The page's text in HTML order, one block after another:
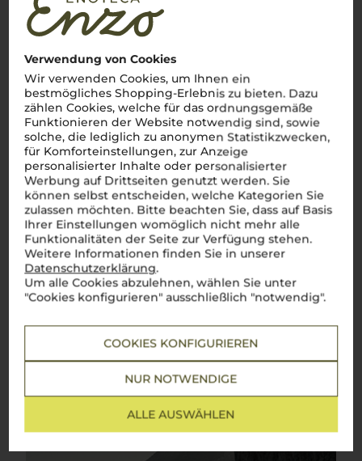
Verwendung von Cookies
Wir verwenden Cookies, um Ihnen ein
bestmögliches Shopping-Erlebnis zu bieten. Dazu
zählen Cookies, welche für das ordnungsgemäße
Funktionieren der Website notwendig sind, sowie
solche, die lediglich zu anonymen Statistikzwecken,
für Komforteinstellungen, zur Anzeige
personalisierter Inhalte oder personalisierter
Werbung auf Drittseiten genutzt werden. Sie
können selbst entscheiden, welche Kategorien Sie
zulassen möchten. Bitte beachten Sie, dass auf Basis
Ihrer Einstellungen womöglich nicht mehr alle
Funktionalitäten der Seite zur Verfügung stehen.
Weitere Informationen finden Sie in unserer
Datenschutzerklärung.
Um alle Cookies abzulehnen, wählen Sie unter
"Cookies konfigurieren" ausschließlich "notwendig".
COOKIES KONFIGURIEREN
NUR NOTWENDIGE
ALLE AUSWÄHLEN
Über die Region
Kampanien
Der Geschmack der Amalfi-Küste im Glas
Kampanien, Heimat der zauberhaften Amalfi-Küste, bietet
nicht nur atemberaubende Landschaften, sondern auch
einige der edelsten Weine Italiens. Der kraftvolle Taurasi und
derAglianicomit ihren tiefen Fruchtaromen und würzigen
Noten sind perfekte Begleiter zu reichhaltigen, mediterranen
Speisen. Doch auch die Weißweine der Region wie
Falanghinaund Fiano fangen die Essenz der sonnigen Hügel
und Küsten perfekt ein. Jeder Schluck entführt in den Süden,
wo die Sonne das Leben bestimmt und dervinodie Seele
wärmt.Kampanienist la dolce vita– im wahrsten Sinne.
Mehr Weine aus Kampanien